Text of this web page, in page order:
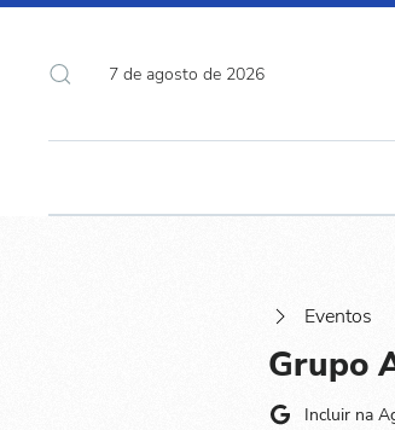
7 de agosto de 2026
Eventos
Grupo
Incluir na